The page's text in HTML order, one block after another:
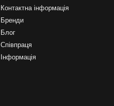
Контактна інформація
Бренди
Блог
Співпраця
Інформація